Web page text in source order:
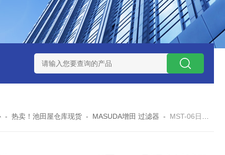
锆陶瓷研磨球 AGB-K-0.4-C01-Q69全新！！TORAY东丽
-热卖！池田屋仓库现货 - MASUDA增田 过滤器 - MST-06日本进口 ！！MASUDA增田 MST型吸入过滤器